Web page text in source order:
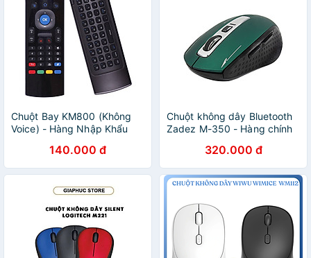
Chuột Bay KM800 (Không
Voice) - Hàng Nhập Khẩu
140.000 đ
Chuột không dây Bluetooth
Zadez M-350 - Hàng chính
320.000 đ